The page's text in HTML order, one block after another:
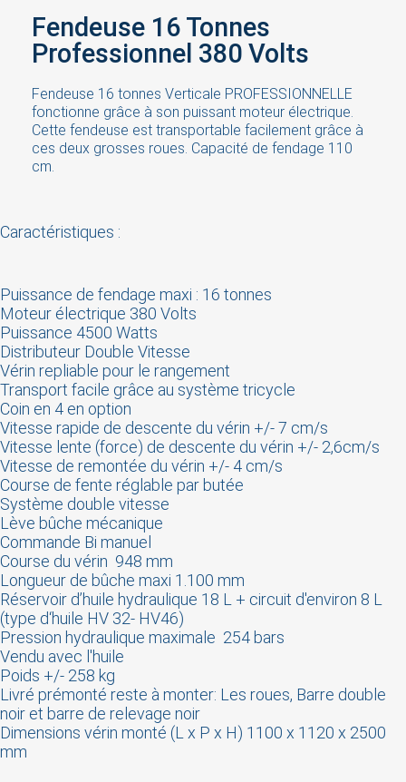
Fendeuse 16 Tonnes
Professionnel 380 Volts
Fendeuse 16 tonnes Verticale PROFESSIONNELLE
fonctionne grâce à son puissant moteur électrique.
Cette fendeuse est transportable facilement grâce à
ces deux grosses roues. Capacité de fendage 110
cm.
Caractéristiques :
Puissance de fendage maxi : 16 tonnes
Moteur électrique 380 Volts
Puissance 4500 Watts
Distributeur Double Vitesse
Vérin repliable pour le rangement
Transport facile grâce au système tricycle
Coin en 4 en option
Vitesse rapide de descente du vérin +/- 7 cm/s
Vitesse lente (force) de descente du vérin +/- 2,6cm/s
Vitesse de remontée du vérin +/- 4 cm/s
Course de fente réglable par butée
Système double vitesse
Lève bûche mécanique
Commande Bi manuel
Course du vérin 948 mm
Longueur de bûche maxi 1.100 mm
Réservoir d’huile hydraulique 18 L + circuit d'environ 8 L
(type d‘huile HV 32- HV46)
Pression hydraulique maximale 254 bars
Vendu avec l'huile
Poids +/- 258 kg
Livré prémonté reste à monter: Les roues, Barre double
noir et barre de relevage noir
Dimensions vérin monté (L x P x H) 1100 x 1120 x 2500
mm
Sign in
You need to be logged in to save products in your
wish list.
Cancel